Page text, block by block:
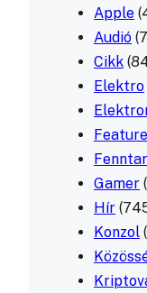
Apple
Audió
Cikk
Elektro
Gamer
Hír
Konzol